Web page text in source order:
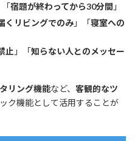
「宿題が終わってから30分間 」
くリビングでのみ 」「寝室への
止 」「知らない人とのメッセー
リング機能など、 客観的なツ
ク機能として活用することが